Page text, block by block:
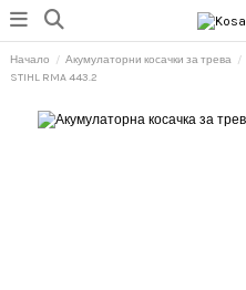
Начало Акумулаторни косачки за трева
STIHL RMA 443.2